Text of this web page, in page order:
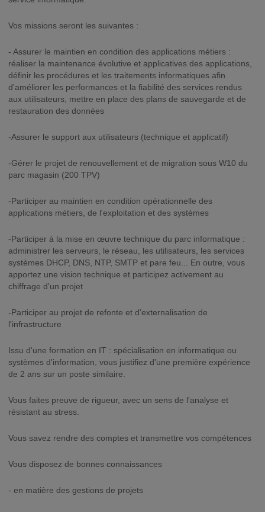
Vos missions seront les suivantes :
- Assurer le maintien en condition des applications métiers :
réaliser la maintenance évolutive et applicatives des applications,
définir les procédures et les traitements informatiques afin
d'améliorer les performances et la fiabilité des services rendus
aux utilisateurs, mettre en place des plans de sauvegarde et de
restauration des données
-Assurer le support aux utilisateurs (technique et applicatif)
-Gérer le projet de renouvellement et de migration sous W10 du
parc magasin (200 TPV)
-Participer au maintien en condition opérationnelle des
applications métiers, de l'exploitation et des systèmes
-Participer à la mise en œuvre technique du parc informatique :
administrer les serveurs, le réseau, les utilisateurs, les services
systèmes DHCP, DNS, NTP, SMTP et pare feu... En outre, vous
apportez une vision technique et participez activement au
chiffrage d'un projet
-Participer au projet de refonte et d'externalisation de
l'infrastructure
Issu d'une formation en IT : spécialisation en informatique ou
systèmes d'information, vous justifiez d'une première expérience
de 2 ans sur un poste similaire.
Vous faites preuve de rigueur, avec un sens de l'analyse et
résistant au stress.
Vous savez rendre des comptes et transmettre vos compétences
Vous disposez de bonnes connaissances
- en matière des gestions de projets